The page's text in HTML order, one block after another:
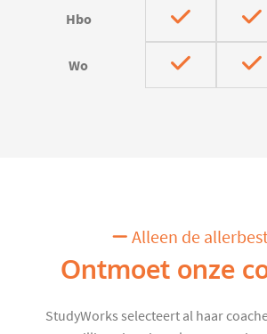
Hbo
Wo
Alleen de
Ontmoet onze
StudyWorks selecteert al haar